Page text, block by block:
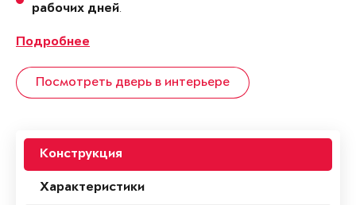
рабочих дней.
Подробнее
Посмотреть дверь в интерьере
Конструкция
Характеристики